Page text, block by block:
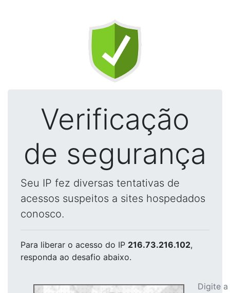
Verificação
de segurança
Seu IP fez diversas tentativas de
acessos suspeitos a sites hospedados
conosco.
Para liberar o acesso do IP 216.73.216.102,
responda ao desafio abaixo.
Digite